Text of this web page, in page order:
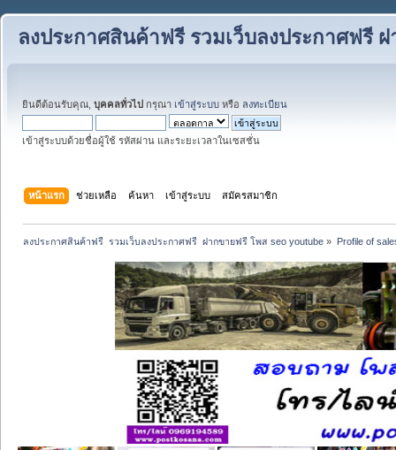
ลงประกาศสินค้าฟรี รวมเว็บลงประกาศฟรี
ยินดีต้อนรับคุณ, บุคคลทั่วไป กรุณา เข้าสู่ระบบ หรือ ลงทะเบียน
เข้าสู่ระบบด้วยชื่อผู้ใช้ รหัสผ่าน และระยะเวลาในเซสชั่น
หน้าแรก ช่วยเหลือ ค้นหา เข้าสู่ระบบ สมัครสมาชิก
ลงประกาศสินค้าฟรี  รวมเว็บลงประกาศฟรี  ฝากขายฟรี โพส seo youtube » Profile of